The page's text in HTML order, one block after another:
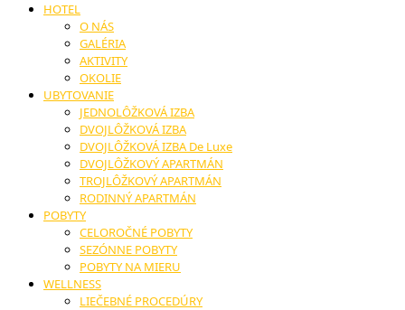
HOTEL
O NÁS
GALÉRIA
AKTIVITY
OKOLIE
UBYTOVANIE
JEDNOLÔŽKOVÁ IZBA
DVOJLÔŽKOVÁ IZBA
DVOJLÔŽKOVÁ IZBA De Luxe
DVOJLÔŽKOVÝ APARTMÁN
TROJLÔŽKOVÝ APARTMÁN
RODINNÝ APARTMÁN
POBYTY
CELOROČNÉ POBYTY
SEZÓNNE POBYTY
POBYTY NA MIERU
WELLNESS
LIEČEBNÉ PROCEDÚRY